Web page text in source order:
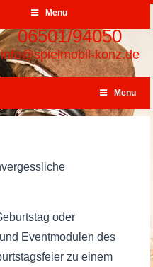
Menu
06501/94050
info@spielmobil-konz.de
Menu
oder
Eventmodulen des
zu einem